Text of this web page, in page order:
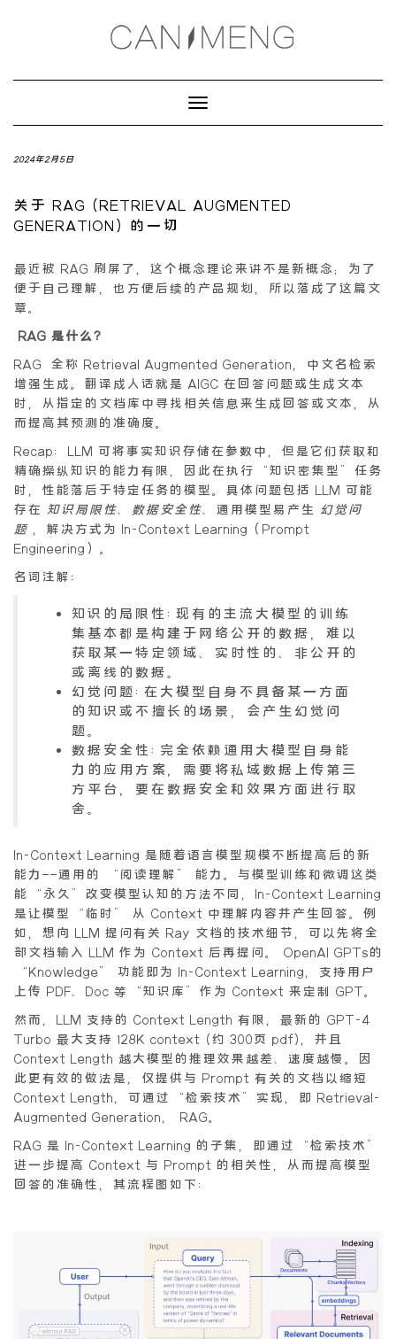
Toggle
Navigation
2024年2月5日
关于 RAG (RETRIEVAL AUGMENTED
GENERATION) 的一切
最近被 RAG 刷屏了，这个概念理论来讲不是新概念；为了
便于自己理解，也方便后续的产品规划，所以落成了这篇文
章。
RAG 是什么？
RAG 全称 Retrieval Augmented Generation，中文名检索
增强生成。翻译成人话就是 AIGC 在回答问题或生成文本
时，从指定的文档库中寻找相关信息来生成回答或文本，从
而提高其预测的准确度。
Recap：LLM 可将事实知识存储在参数中，但是它们获取和
精确操纵知识的能力有限，因此在执行“知识密集型”任务
时，性能落后于特定任务的模型。具体问题包括 LLM 可能
存在
知识局限性、 数据安全性、通用模型易产生
幻觉问
题
，解决方式为 In-Context Learning（Prompt
Engineering）。
名词注解：
知识的局限性:现有的主流大模型的训练
集基本都是构建于网络公开的数据，难以
获取某一特定领域、实时性的、非公开的
或离线的数据。
幻觉问题:在大模型自身不具备某一方面
的知识或不擅长的场景，会产生幻觉问
题。
数据安全性:完全依赖通用大模型自身能
力的应用方案，需要将私域数据上传第三
方平台，要在数据安全和效果方面进行取
舍。
In-Context Learning 是随着语言模型规模不断提高后的新
能力——通用的 “阅读理解” 能力。与模型训练和微调这类
能“永久”改变模型认知的方法不同，In-Context Learning
是让模型“临时” 从 Context 中理解内容并产生回答。例
如，想向 LLM 提问有关 Ray 文档的技术细节，可以先将全
部文档输入 LLM 作为 Context 后再提问。 OpenAI GPTs的
“Knowledge” 功能即为 In-Context Learning，支持用户
上传 PDF、Doc 等“知识库”作为 Context 来定制 GPT。
然而，LLM 支持的 Context Length 有限，最新的 GPT-4
Turbo 最大支持 128K context (约 300页 pdf)，并且
Context Length 越大模型的推理效果越差、速度越慢。因
此更有效的做法是，仅提供与 Prompt 有关的文档以缩短
Context Length，可通过“检索技术”实现，即 Retrieval-
Augmented Generation， RAG。
RAG 是 In-Context Learning 的子集，即通过“检索技术”
进一步提高 Context 与 Prompt 的相关性，从而提高模型
回答的准确性，其流程图如下：